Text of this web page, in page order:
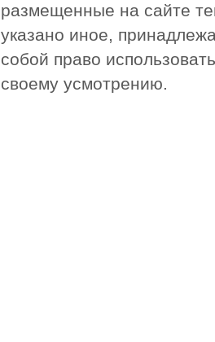
размещенные на сайте
указано иное,
собой право
своему усмотрению.